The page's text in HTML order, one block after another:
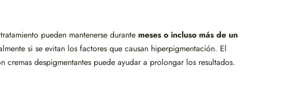
pueden mantenerse durante meses o incluso más de un
si se evitan los factores que causan hiperpigmentación. El
cremas despigmentantes puede ayudar a prolongar los resultados.